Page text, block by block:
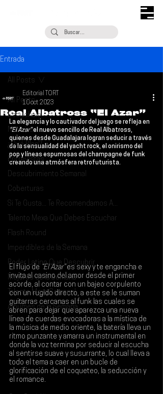
Entrada
All Posts
Escúchalo
Noticias
¿Qué Plan?
Entrevistas
Descubrimiento Semanal
Coberturas
Si Te Gusta... Te Recomendamos A...
Talento Mexa Que Debes Escuchar
Flash Round
Imperdibles de la Semana
Poder Latino Que Descubrir
Mejores de la Semana
Talento Mexa Semanal
Álbumes de la Semana
All Posts
Real Albatross “El Azar”
Editorial TORT
10 oct 2023
La elegancia y lo cautivador del juego se refleja en
“El Azar” el nuevo sencillo de Real Albatross,
quienes desde Guadalajara logran seducir a través
de la sensualidad del yacht rock, el onirismo del
pop y líneas espumosas del champagne de funk
creando una atmósfera retrofuturista.
El flujo de “El Azar” es sexy y te engancha e
invita al casino del amor desde el primer
acorde, al contar con un bajeo corpulento
con un rugido directo, a este se le suman
guitarras cercanas al funk las cuales se
abren para dejar que aparezca una nueva
línea de cuerdas evocadoras a la mística de
la música de medio oriente, la batería lleva un
ritmo punzante y amarra un instrumental en
donde la voz termina por seducir al escucha
al sentirse suave y susurrante, lo cual lleva a
todo el tema a caer en un bucle de
glorificación de el coqueteo, la seducción y
el romance.